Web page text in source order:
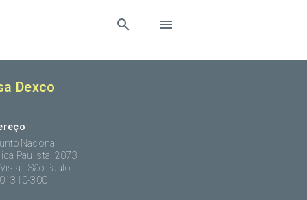
Dexco
Nacional
Paulista, 2073
- São Paulo
300